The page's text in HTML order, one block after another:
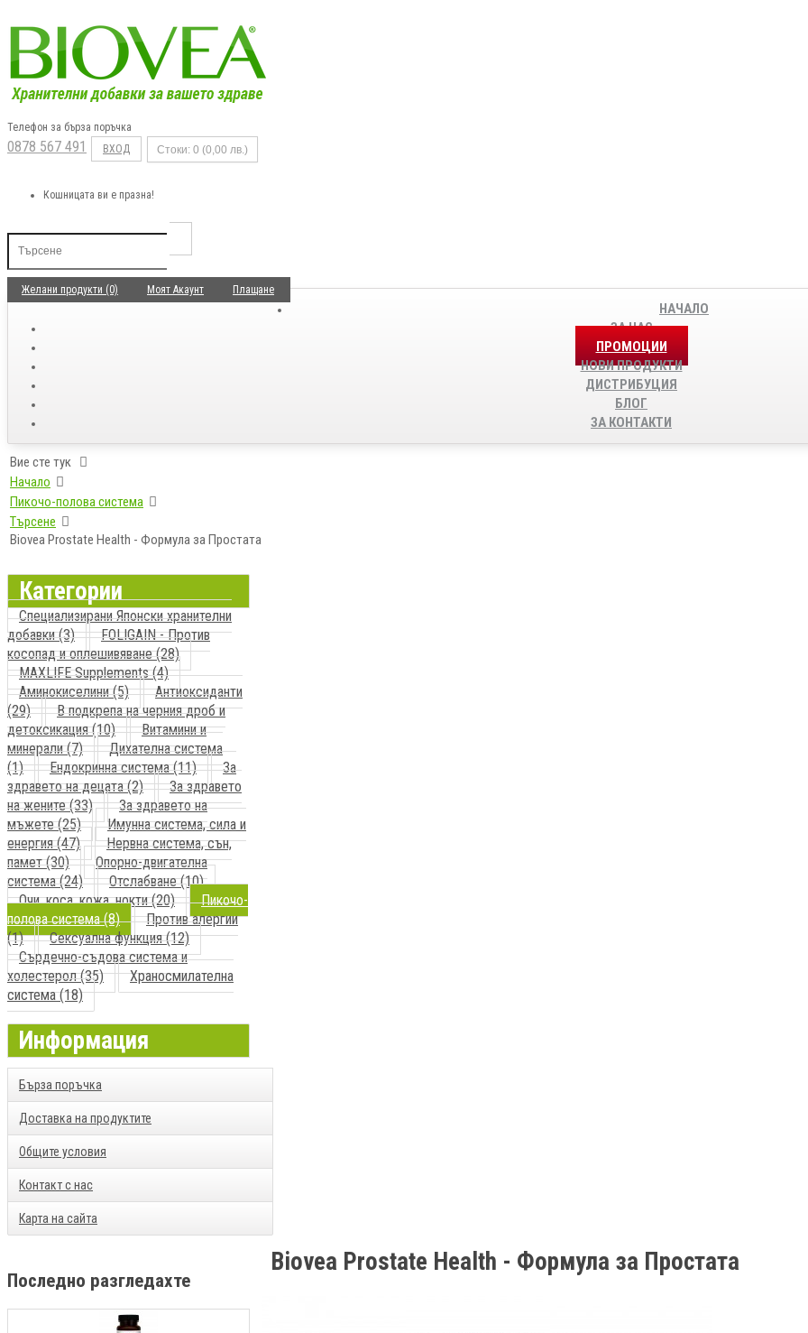
Телефон за бърза поръчка
0878 567 491 ВХОД Стоки: 0 (0,00 лв.)
Кошницата ви е празна!
Желани продукти (0) Моят Акаунт Плащане
НАЧАЛО
ЗА НАС
ПРОМОЦИИ
НОВИ ПРОДУКТИ
ДИСТРИБУЦИЯ
БЛОГ
ЗА КОНТАКТИ
Вие сте тук
Начало
Пикочо-полова система
Търсене
Biovea Prostate Health - Формула за Простатa
Категории
Специализирани Японски хранителни
добавки (3)
FOLIGAIN - Против
косопад и оплешивяване (28)
MAXLIFE Supplements (4)
Аминокиселини (5)
Антиоксиданти
(29)
В подкрепа на черния дроб и
детоксикация (10)
Витамини и
минерали (7)
Дихателна система
(1)
Ендокринна система (11)
За
здравето на децата (2)
За здравето
на жените (33)
За здравето на
мъжете (25)
Имунна система, сила и
енергия (47)
Нервна система, сън,
памет (30)
Опорно-двигателна
система (24)
Отслабване (10)
Очи, коса, кожа, нокти (20)
Пикочо-
полова система (8)
Против алергии
(1)
Сексуална функция (12)
Сърдечно-съдова система и
холестерол (35)
Храносмилателна
система (18)
Информация
Бърза поръчка
Доставка на продуктите
Общите условия
Контакт с нас
Карта на сайта
Последно разгледахте
Biovea Prostate Health - Формула за Простатa